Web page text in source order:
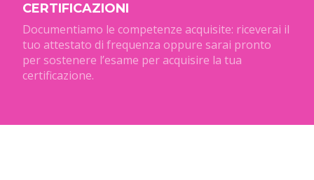
CERTIFICAZIONI
Documentiamo le competenze acquisite: riceverai il
tuo attestato di frequenza oppure sarai pronto
per sostenere l’esame per acquisire la tua
certificazione.